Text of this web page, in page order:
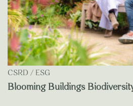
CSRD / ESG
Blooming Buildings